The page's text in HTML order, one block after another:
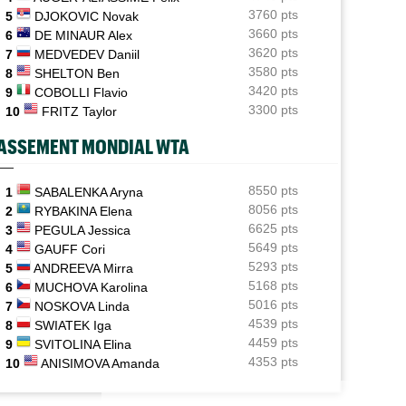
ROSE
Garcia est désormais maman d’un
Pablo
ATP / WTA
Tous les résultats de ce jeudi 6 août
de la nuit
demie en Chal'
10:11
ATP - Montréal
Pour son "retour", Arthur Fils est en huitièmes et
rassure
09:35
ATP - Montréal
Une semaine après Washington, Rafa Jodar dompte
encore Musetti
ATP / WTA
Tous les résultats de ce jeudi 6 août 2026 et de la nuit
09:00
ATP - Montréal
Rinderknech profite de l'abandon de Tiafoe et file en
huitièmes
5
DJOKOVIC Novak
3760 pts
6
DE MINAUR Alex
3660 pts
7
MEDVEDEV Daniil
3620 pts
8
SHELTON Ben
3580 pts
9
COBOLLI Flavio
3420 pts
10
FRITZ Taylor 3300 pts
MONDIAL WTA
1 SABALENKA Aryna
8550 pts
2
RYBAKINA Elena
8056 pts
3
PEGULA Jessica
6625 pts
4
GAUFF Cori
5649 pts
5
ANDREEVA Mirra
5293 pts
6
MUCHOVA Karolina
5168 pts
7
NOSKOVA Linda
5016 pts
8
SWIATEK Iga
4539 pts
9
SVITOLINA Elina
4459 pts
10
ANISIMOVA Amanda 4353 pts